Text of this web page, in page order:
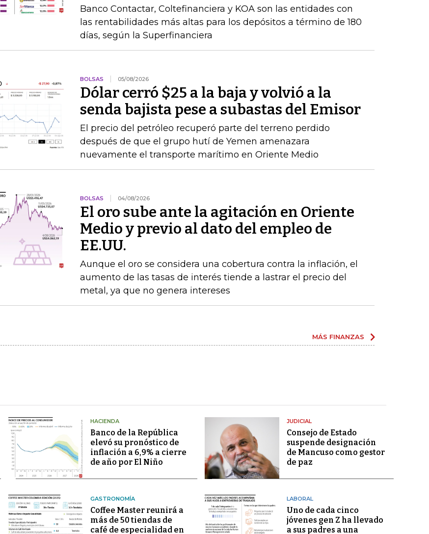
Banco Contactar, Coltefinanciera y KOA son las entidades con
las rentabilidades más altas para los depósitos a término de 180
días, según la Superfinanciera
BOLSAS 05/08/2026
Dólar cerró $25 a la baja y volvió a la
senda bajista pese a subastas del Emisor
El precio del petróleo recuperó parte del terreno perdido
después de que el grupo hutí de Yemen amenazara
nuevamente el transporte marítimo en Oriente Medio
BOLSAS 04/08/2026
El oro sube ante la agitación en Oriente
Medio y previo al dato del empleo de
EE.UU.
Aunque el oro se considera una cobertura contra la inflación, el
aumento de las tasas de interés tiende a lastrar el precio del
metal, ya que no genera intereses
MÁS FINANZAS
HACIENDA
Banco de la República
elevó su pronóstico de
inflación a 6,9% a cierre
de año por El Niño
JUDICIAL
Consejo de Estado
suspende designación
de Mancuso como gestor
de paz
GASTRONOMÍA
Coffee Master reunirá a
más de 50 tiendas de
café de especialidad en
LABORAL
Uno de cada cinco
jóvenes gen Z ha llevado
a sus padres a una